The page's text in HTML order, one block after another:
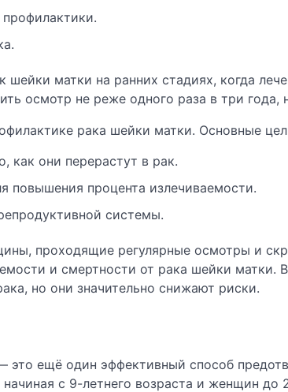
матки на ранних стадиях, когда
осмотр не реже одного раза в три года,
рака шейки матки. Основные
как они перерастут в рак.
повышения процента излечиваемости.
системы.
проходящие регулярные осмотры и
и смертности от рака шейки матки.
но они значительно снижают риски.
это ещё один эффективный способ
с 9-летнего возраста и женщин до